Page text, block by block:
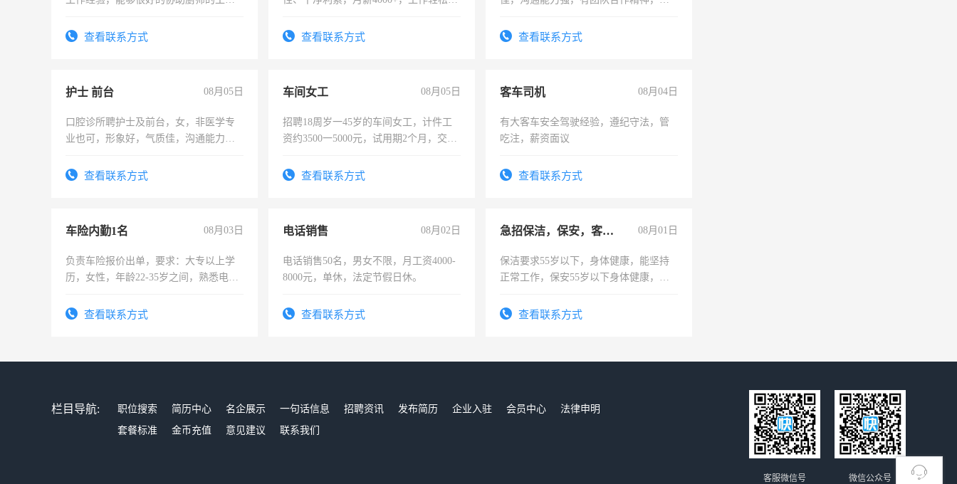
4500。查看联系方式
太太等。查看联系方式 查看联系方式
护士 前台 08月05日
口腔诊所聘护士及前台，女，非医学专
业也可，形象好，气质佳，沟通能力
查看联系方式
车间女工 08月05日
招聘18周岁一45岁的车间女工，计件工
资约3500一5000元，试用期2个月，交五
查看联系方式
客车司机 08月04日
有大客车安全驾驶经验，遵纪守法，管
吃注，薪资面议
查看联系方式
车险内勤1名 08月03日
负责车险报价出单，要求：大专以上学
历，女性，年龄22-35岁之间，熟悉电脑
试用期1-3个月，转正后交纳五险，
查看联系方式
电话销售 08月02日
电话销售50名，男女不限，月工资4000-
8000元，单休，法定节假日休。
查看联系方式
急招保洁，保安，客服，工程 08月01日
保洁要求55岁以下，身体健康，能坚持
正常工作，保安55岁以下身体健康，有
录，客服要求45岁以下高中以上文化，
查看联系方式
栏目导航: 职位搜索 简历中心 名企展示 一句话信息 招聘资讯 发布简历 企业入驻 会员中心
法律申明
套餐标准
金币充值 意见建议 联系我们
微信公众号
客服微信号